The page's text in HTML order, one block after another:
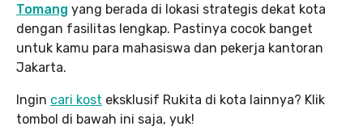
Tomang yang berada di lokasi strategis dekat kota
dengan fasilitas lengkap. Pastinya cocok banget
untuk kamu para mahasiswa dan pekerja kantoran
Jakarta.
Ingin cari kost eksklusif Rukita di kota lainnya? Klik
tombol di bawah ini saja, yuk!